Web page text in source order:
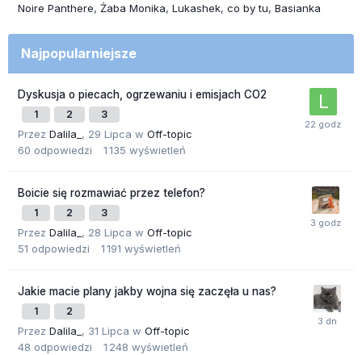
Noire Panthere Żaba Monika Lukashek co by tu Basianka
Najpopularniejsze
Dyskusja o piecach, ogrzewaniu i emisjach CO2
1 2 3
Przez Dalila_ , 29 Lipca w Off-topic
60 odpowiedzi 1 135 wyświetleń
Boicie się rozmawiać przez telefon?
1 2 3
Przez Dalila_ , 28 Lipca w Off-topic
51 odpowiedzi 1 191 wyświetleń
Jakie macie plany jakby wojna się zaczęła u nas?
1 2
Przez Dalila_ , 31 Lipca w Off-topic
48 odpowiedzi 1 248 wyświetleń